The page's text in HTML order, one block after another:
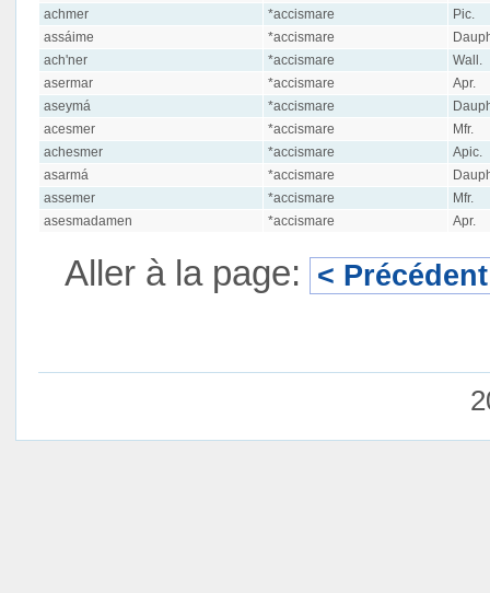
achmer
*accismare
Pic.
assáime
*accismare
ach'ner
*accismare
Wall.
asermar
*accismare
Apr.
aseymá
*accismare
acesmer
*accismare
Mfr.
achesmer
*accismare
Apic.
asarmá
*accismare
assemer
*accismare
Mfr.
asesmadamen
*accismare Apr.
Aller à la page: < Précédent